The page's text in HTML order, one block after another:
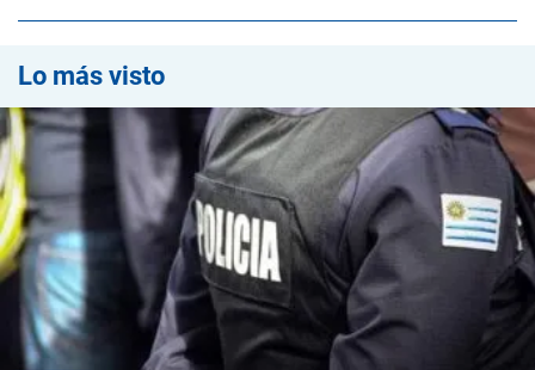
Lo más visto